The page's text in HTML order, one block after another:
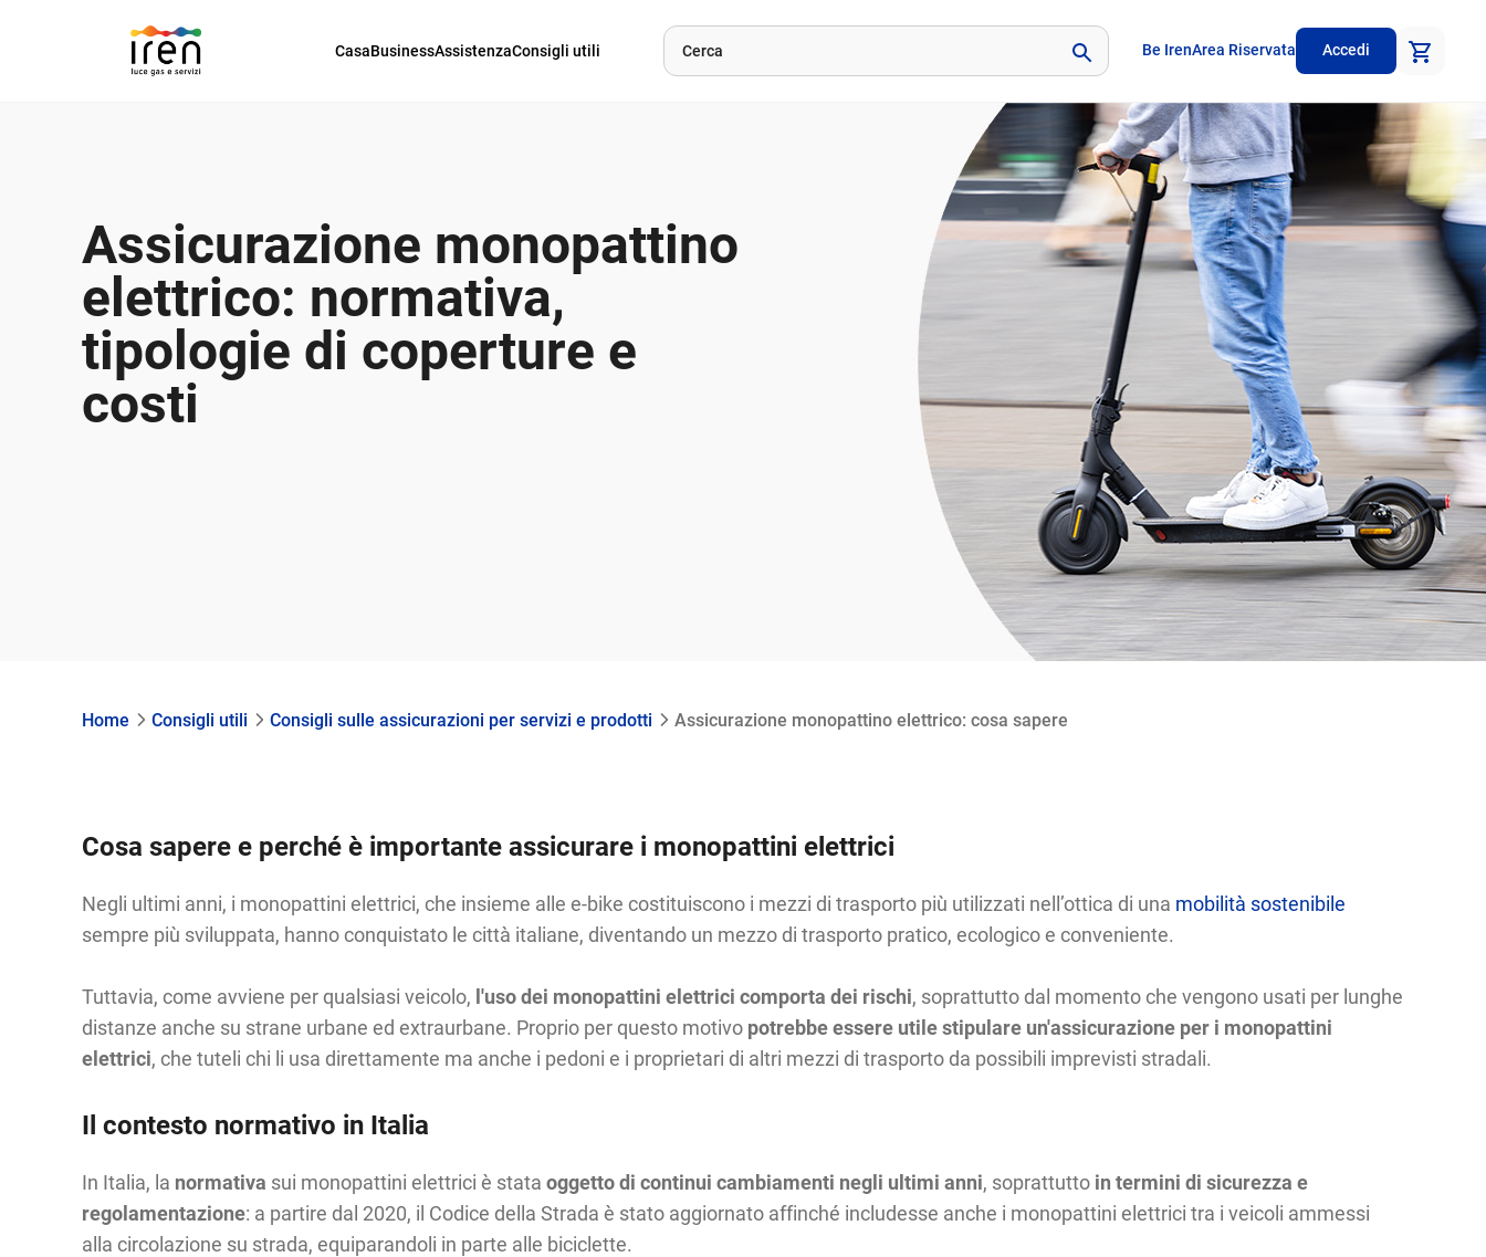
CasaBusinessAssistenzaConsigli utili Be IrenArea Riservata Accedi
Assicurazione monopattino
elettrico: normativa,
tipologie di coperture e
costi
Home Consigli utili Consigli sulle assicurazioni per servizi e prodotti Assicurazione monopattino elettrico: cosa sapere
Cosa sapere e perché è importante assicurare i monopattini elettrici
Negli ultimi anni, i monopattini elettrici, che insieme alle e-bike costituiscono i mezzi di trasporto più utilizzati nell’ottica di una mobilità sostenibile
sempre più sviluppata, hanno conquistato le città italiane, diventando un mezzo di trasporto pratico, ecologico e conveniente.
Tuttavia, come avviene per qualsiasi veicolo, l'uso dei monopattini elettrici comporta dei rischi, soprattutto dal momento che vengono usati per lunghe
distanze anche su strane urbane ed extraurbane. Proprio per questo motivo potrebbe essere utile stipulare un'assicurazione per i monopattini
elettrici, che tuteli chi li usa direttamente ma anche i pedoni e i proprietari di altri mezzi di trasporto da possibili imprevisti stradali.
Il contesto normativo in Italia
In Italia, la normativa sui monopattini elettrici è stata oggetto di continui cambiamenti negli ultimi anni, soprattutto in termini di sicurezza e
regolamentazione: a partire dal 2020, il Codice della Strada è stato aggiornato affinché includesse anche i monopattini elettrici tra i veicoli ammessi
alla circolazione su strada, equiparandoli in parte alle biciclette.